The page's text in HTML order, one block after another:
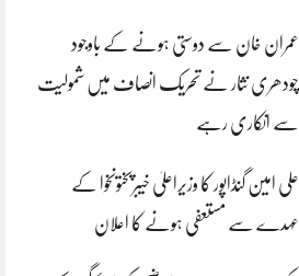
عمران خان سے دوستی ہونے کے باوجود
چودھری نثار نے تحریک انصاف میں شمولیت
سے انکاری رہے
علی امین گنڈاپور کا وزیراعلیٰ خیبرپختونخوا کے
عہدے سے مستعفی ہونے کا اعلان